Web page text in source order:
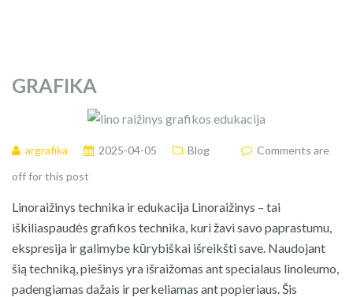
GRAFIKA
argrafika 2025-04-05 Blog
Comments are
off for this post
Linoraižinys technika ir edukacija Linoraižinys – tai
iškiliaspaudės grafikos technika, kuri žavi savo paprastumu,
ekspresija ir galimybe kūrybiškai išreikšti save. Naudojant
šią techniką, piešinys yra išraižomas ant specialaus linoleumo,
padengiamas dažais ir perkeliamas ant popieriaus. Šis